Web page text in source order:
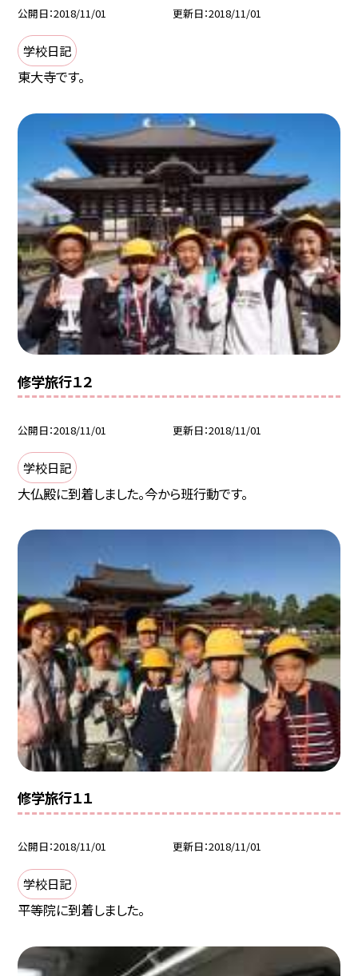
公開日 2018/11/01 更新日 2018/11/01
学校日記
東大寺です。
修学旅行１２
公開日 2018/11/01 更新日 2018/11/01
学校日記
大仏殿に到着しました。今から班行動です。
修学旅行１１
公開日 2018/11/01 更新日 2018/11/01
学校日記
平等院に到着しました。